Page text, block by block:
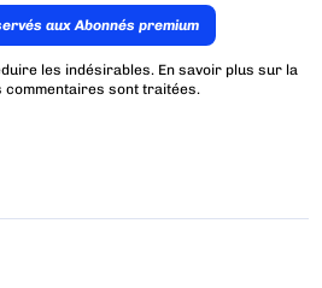
aux Abonnés premium
les indésirables. En savoir plus sur la
commentaires sont traitées.